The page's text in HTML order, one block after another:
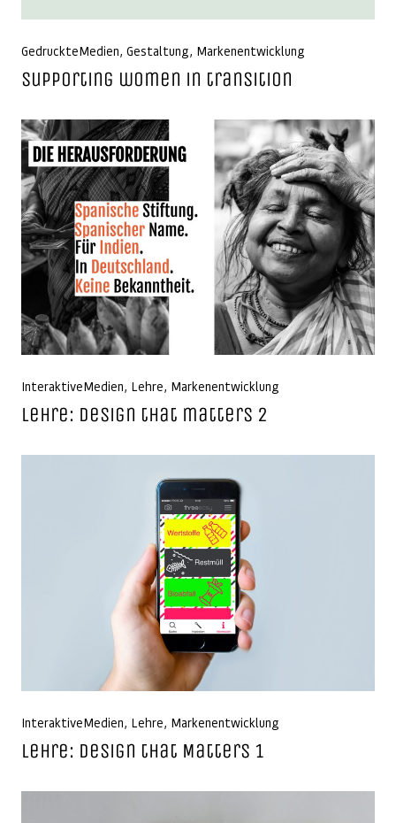
GedruckteMedien Gestaltung Markenentwicklung
Supporting women in transition
InteraktiveMedien, Lehre, Markenentwicklung
Lehre: Design that matters 2
InteraktiveMedien, Lehre, Markenentwicklung
Lehre: Design that Matters 1